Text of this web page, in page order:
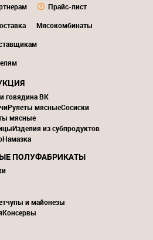
Прайс-лист
Мясокомбинаты
говядина ВК
Рулеты мясныеСосиски
мясные
Изделия из субпродуктов
Намазка
ПОЛУФАБРИКАТЫ
и майонезы
Консервы